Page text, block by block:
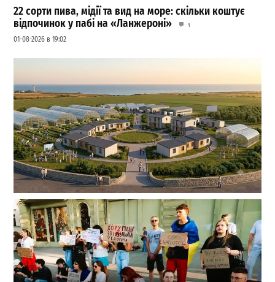
22 сорти пива, мідії та вид на море: скільки коштує
відпочинок у пабі на «Ланжероні»
1
01-08-2026 в 19:02
На Одещині хочуть створити нове містечко для
переселенців: що там буде
1
27-07-2026 в 19:31
ВИБІР РЕДАКЦІЇ